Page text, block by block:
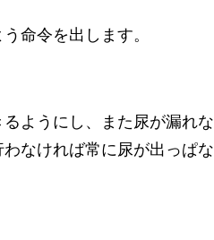
命令を出します。
ようにし、また尿が漏れな
なければ常に尿が出っぱな